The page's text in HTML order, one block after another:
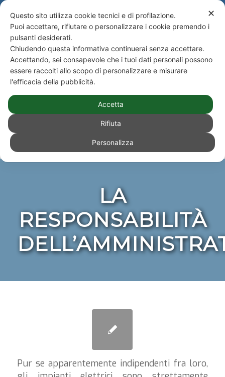
Telefono +39 051 590943 - Studio Paone S.rl. Consulenze e Amministrazioni
ACCEDI | NEWS | NEWSLETTER |
Impianti e normativa tecnica / Impianti elettrici
La responsabilità dell’Amministratore
LA
RESPONSABILITÀ
Pur se apparentemente indipendenti fra loro,
✕
Questo sito utilizza cookie tecnici e di profilazione.
Puoi accettare, rifiutare o personalizzare i cookie premendo i
pulsanti desiderati.
Chiudendo questa informativa continuerai senza accettare.
Accettando, sei consapevole che i tuoi dati personali possono
essere raccolti allo scopo di personalizzare e misurare
l'efficacia della pubblicità.
Accetta
Rifiuta
Personalizza